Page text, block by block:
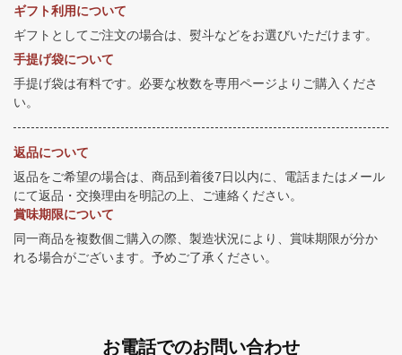
ギフト利用について
ギフトとしてご注文の場合は、熨斗などをお選びいただけます。
手提げ袋について
手提げ袋は有料です。必要な枚数を専用ページよりご購入くださ
い。
返品について
返品をご希望の場合は、商品到着後7日以内に、電話またはメール
にて返品・交換理由を明記の上、ご連絡ください。
賞味期限について
同一商品を複数個ご購入の際、製造状況により、賞味期限が分か
れる場合がございます。予めご了承ください。
お電話でのお問い合わせ